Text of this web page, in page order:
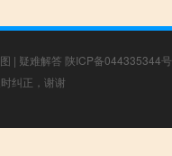
| 疑难解答 陕ICP备044335344号
纠正，谢谢